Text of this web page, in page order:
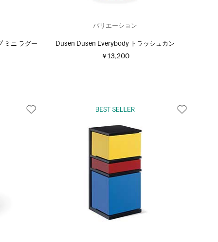
ミニ ラグー
バリエーション
Dusen Dusen Everybody トラッシュカン
￥13,200